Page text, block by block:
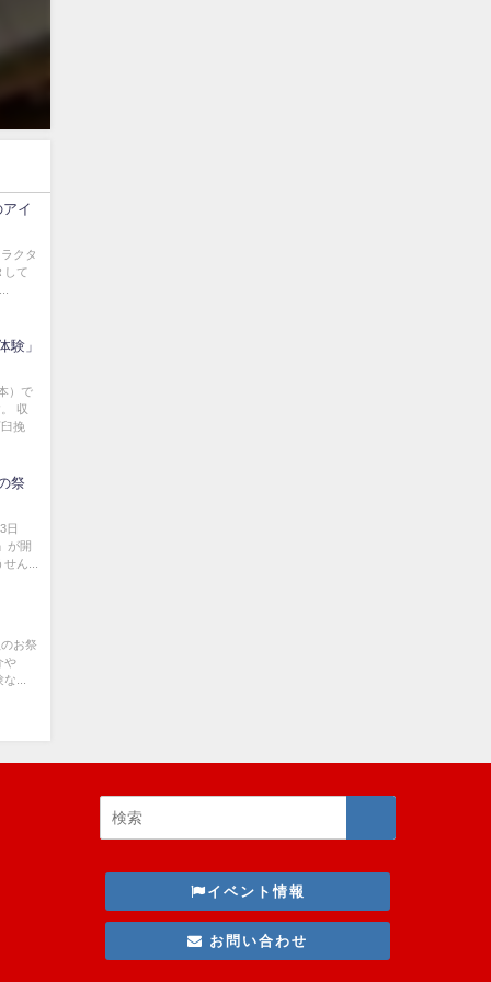
イ
クタ
して
験」
）で
収
挽
祭
日
が開
ん...
お祭
や
...
イベント情報
お問い合わせ